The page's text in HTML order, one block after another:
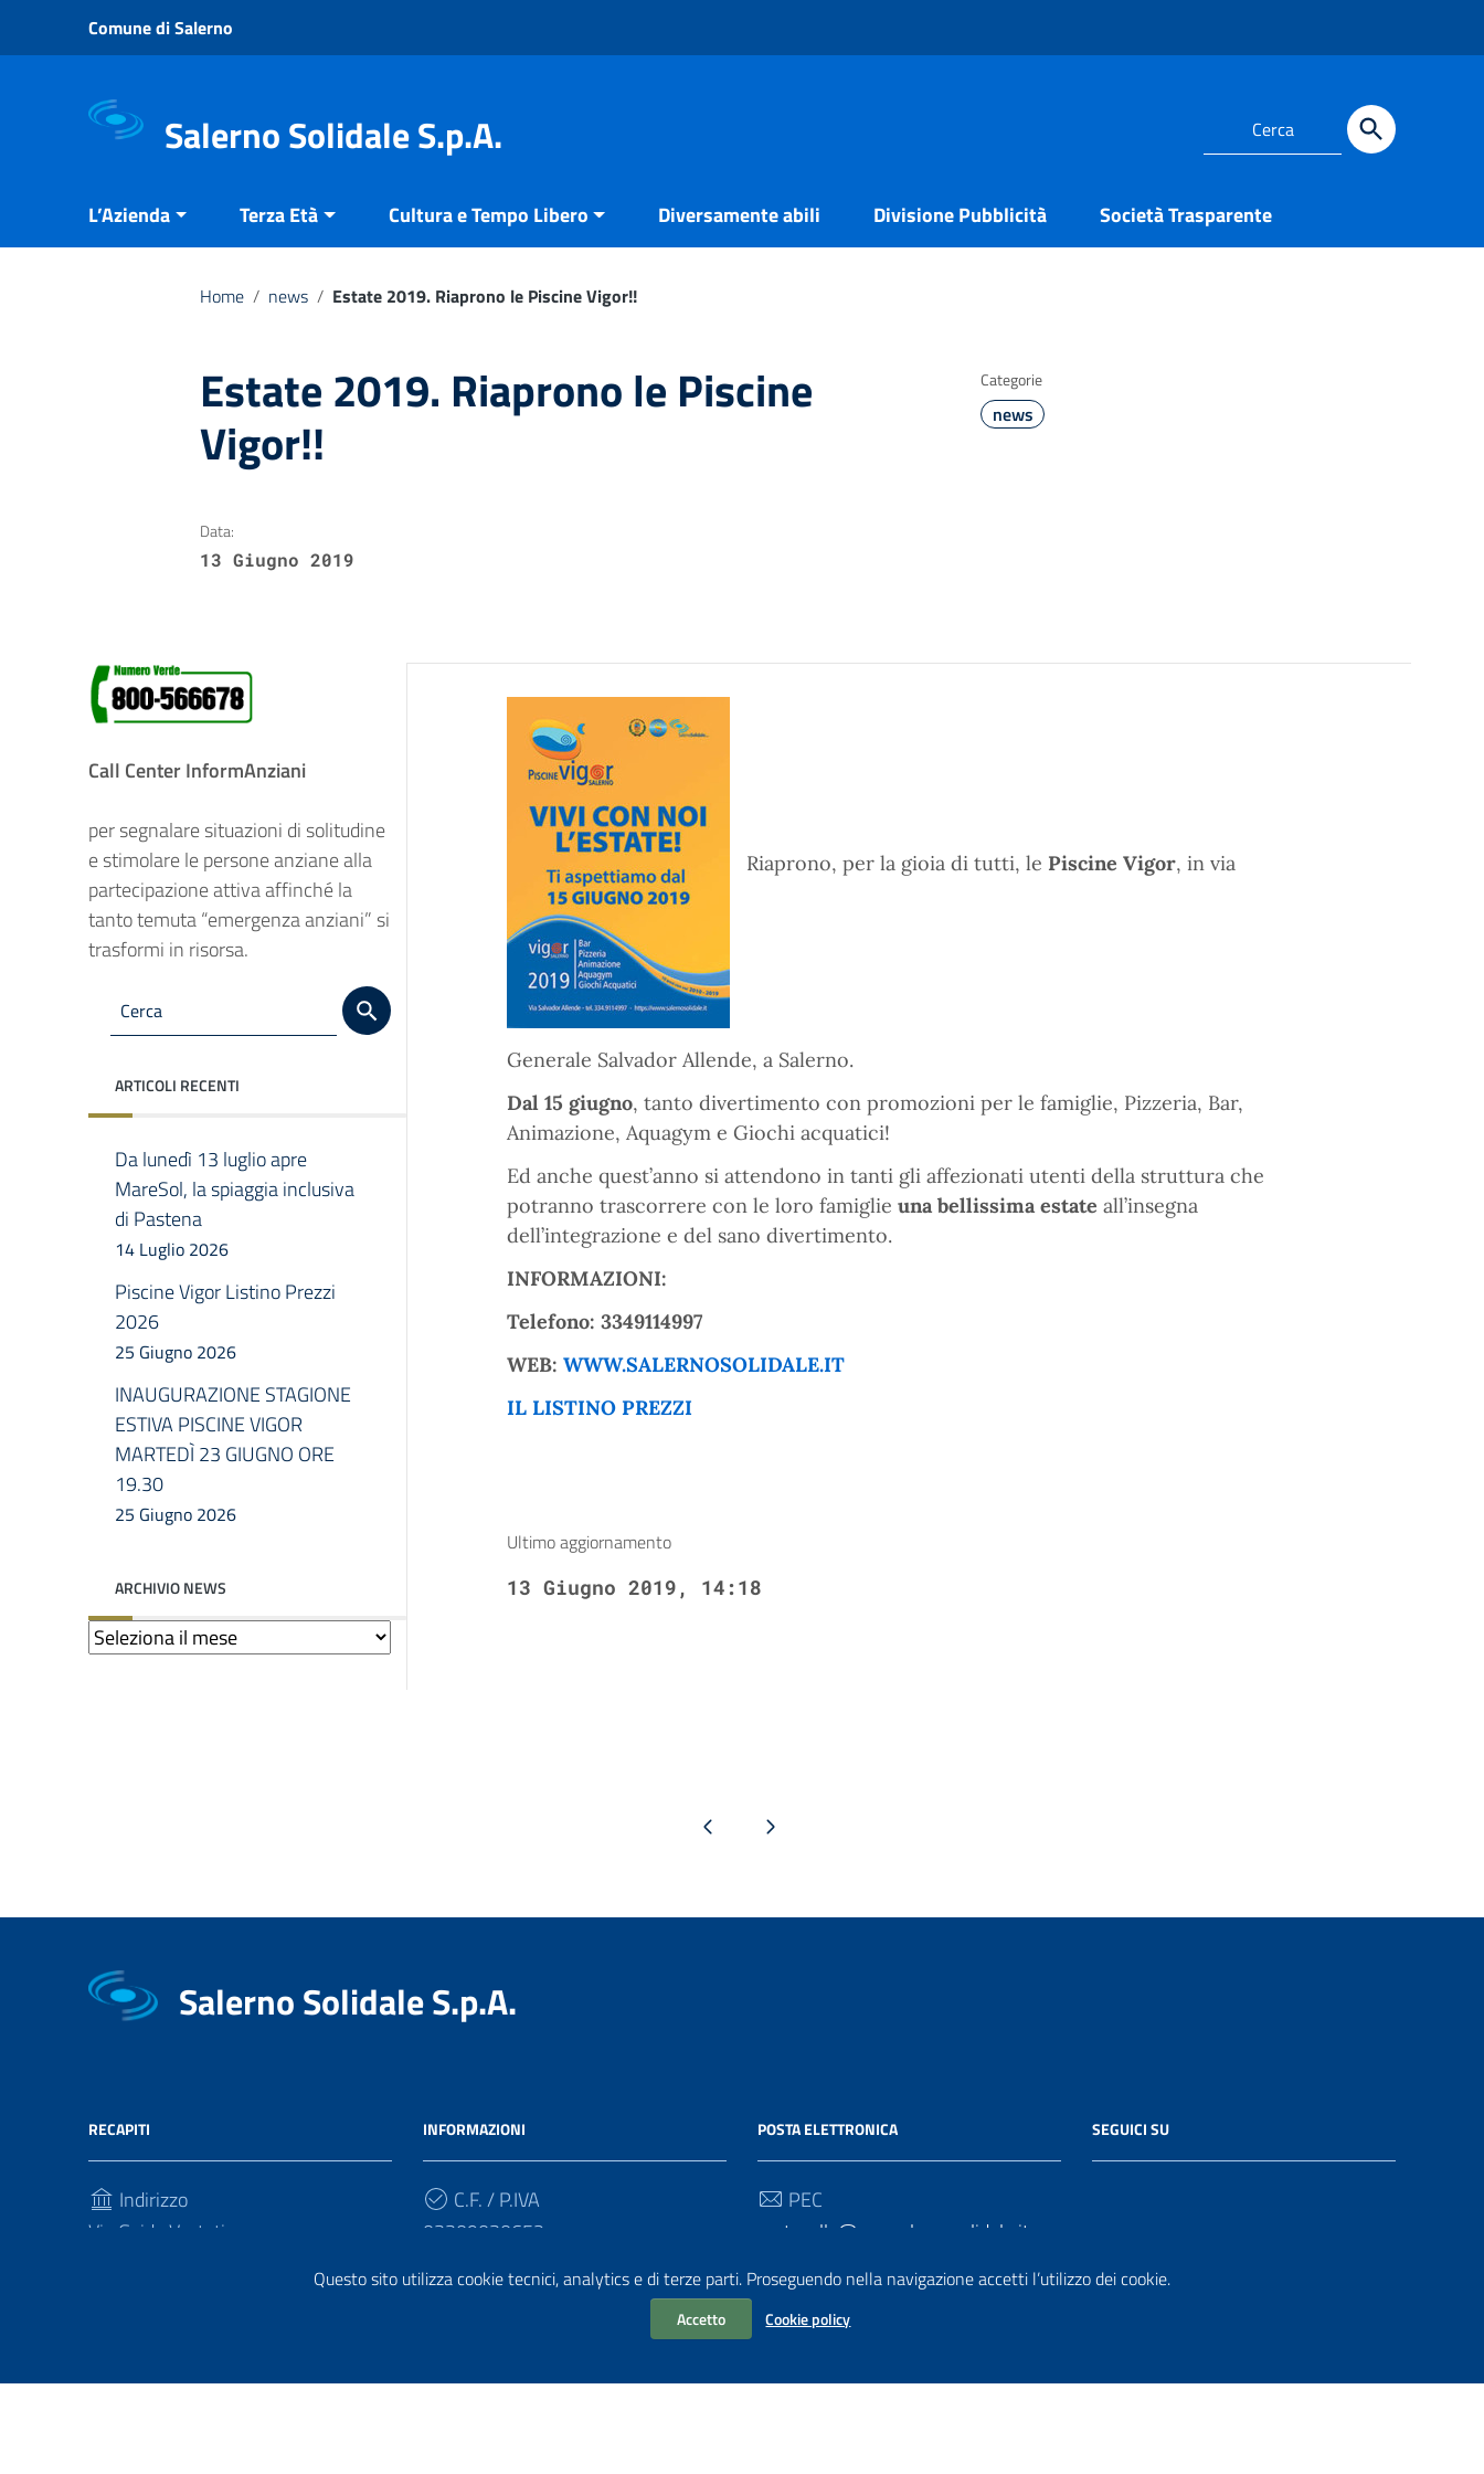
Questo sito utilizza cookie tecnici, analytics e di terze parti. Proseguendo nella navigazione accetti l’utilizzo dei cookie.
Accetto Cookie policy
Vai ai contenuti
Vai al menu di navigazione
Comune di Salerno
Salerno Solidale S.p.A.
L’Azienda Terza Età Cultura e Tempo Libero Diversamente abili Divisione Pubblicità Società Trasparente
Home / news / Estate 2019. Riaprono le Piscine Vigor!!
Estate 2019. Riaprono le Piscine
Vigor!!
Categorie
news
Data:
13 Giugno 2019
Call Center InformAnziani
per segnalare situazioni di solitudine
e stimolare le persone anziane alla
partecipazione attiva affinché la
tanto temuta “emergenza anziani” si
trasformi in risorsa.
ARTICOLI RECENTI
Da lunedì 13 luglio apre
MareSol, la spiaggia inclusiva
di Pastena
14 Luglio 2026
Piscine Vigor Listino Prezzi
2026
25 Giugno 2026
INAUGURAZIONE STAGIONE
ESTIVA PISCINE VIGOR
MARTEDÌ 23 GIUGNO ORE
19.30
25 Giugno 2026
ARCHIVIO NEWS
Archivio
Riaprono, per la gioia di tutti, le Piscine Vigor, in via
Generale Salvador Allende, a Salerno.
Dal 15 giugno, tanto divertimento con promozioni per le famiglie, Pizzeria, Bar,
Animazione, Aquagym e Giochi acquatici!
Ed anche quest’anno si attendono in tanti gli affezionati utenti della struttura che
potranno trascorrere con le loro famiglie una bellissima estate all’insegna
dell’integrazione e del sano divertimento.
INFORMAZIONI:
Telefono: 3349114997
WEB: WWW.SALERNOSOLIDALE.IT
IL LISTINO PREZZI
Ultimo aggiornamento
13 Giugno 2019, 14:18
Pagina precedentePagina successiva
Salerno Solidale S.p.A.
RECAPITI
Indirizzo
Via Guido Vestuti
INFORMAZIONI
C.F. / P.IVA
03309030652
Cod. Univoco
POSTA ELETTRONICA
PEC
protocollo@pec.salernosolidale.it
Email
info@salernosolidale.it
SEGUICI SU